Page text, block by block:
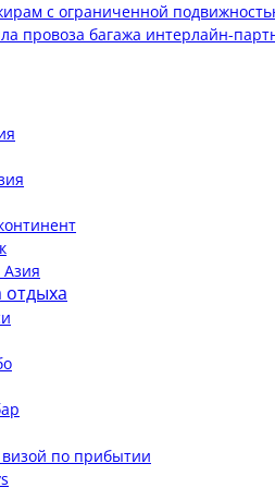
с ограниченной
провоза багажа интерлайн-
по прибытии